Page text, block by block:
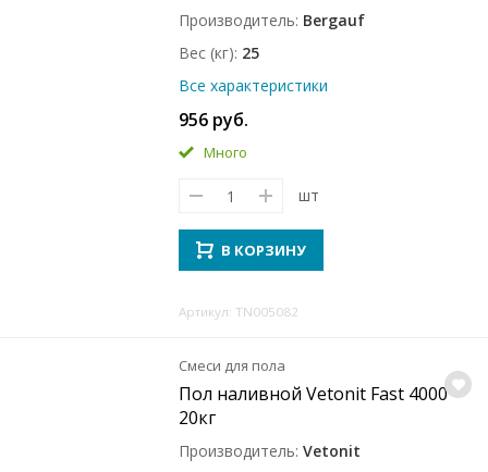
Производитель Bergauf
Вес (кг) 25
Все характеристики
956 руб.
Много
шт
В КОРЗИНУ
Артикул: TN005082
Смеси для пола
Пол наливной Vetonit Fast 4000
20кг
Производитель Vetonit